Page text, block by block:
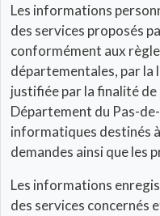
Les informations
des services proposés
conformément aux
départementales, par la
justifiée par la finalité
Département du Pas-
informatiques destinés
demandes ainsi que les
Les informations
des services concernés